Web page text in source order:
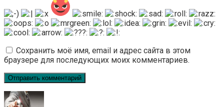
Сохранить моё имя, email и адрес сайта в этом
браузере для последующих моих комментариев.